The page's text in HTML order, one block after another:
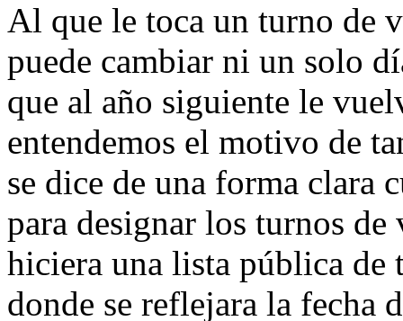
Al que le toca un turno de
puede cambiar ni un solo
que al año siguiente le
entendemos el motivo de
se dice de una forma clara
para designar los turnos de
hiciera una lista pública de
donde se reflejara la fecha